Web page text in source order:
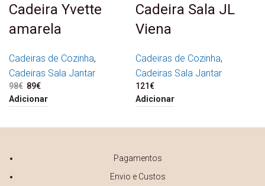
Cadeira Yvette
amarela
Cadeiras de Cozinha,
Cadeiras Sala Jantar
98€ O preço original era: 98€.
89€
Adicionar
Cadeira Sala JL
Viena
Cadeiras de Cozinha,
Cadeiras Sala Jantar
121€
Adicionar
Pagamentos
Envio e Custos